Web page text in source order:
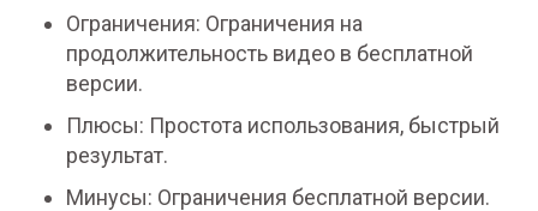
Ограничения: Ограничения на
продолжительность видео в бесплатной
версии.
Плюсы: Простота использования, быстрый
результат.
Минусы: Ограничения бесплатной версии.